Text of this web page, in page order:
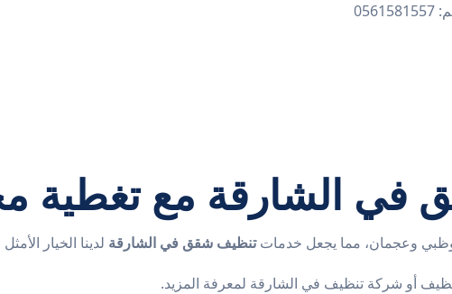
الشارقة مع تغطية
وعجمان، مما يجعل خدماتتنظيف شقق في الشارقة لدينا الخيار
أو شركة تنظيف في الشارقة لمعرفة المزيد.